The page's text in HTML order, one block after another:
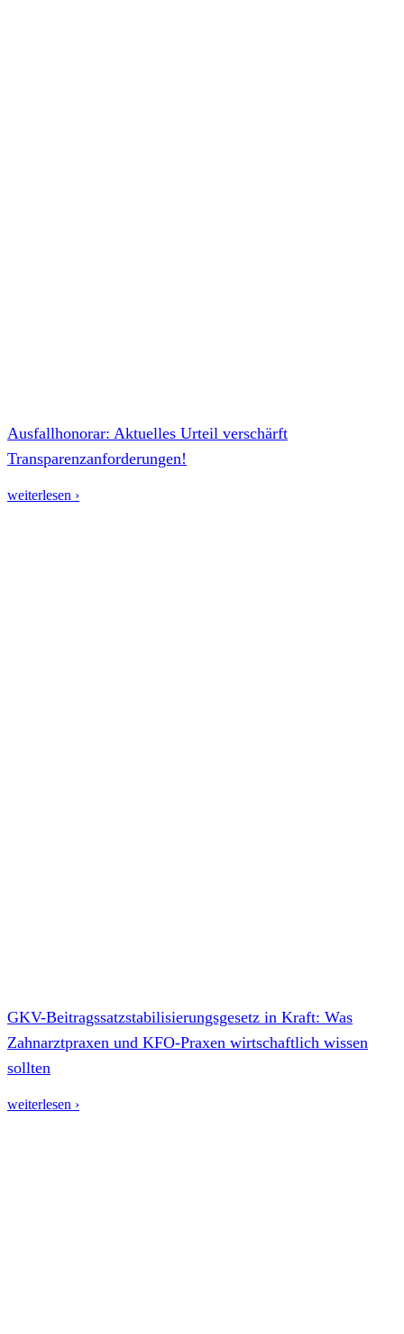
Ausfallhonorar: Aktuelles Urteil verschärft
Transparenzanforderungen!
weiterlesen ›
GKV-Beitragssatzstabilisierungsgesetz in Kraft: Was
Zahnarztpraxen und KFO-Praxen wirtschaftlich wissen
sollten
weiterlesen ›